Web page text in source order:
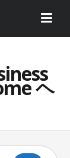
ヘ